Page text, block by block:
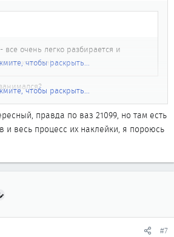
все очень легко разбирается и
красота!
чтобы раскрыть...
процесса и материалов используемых,
чтобы раскрыть...
правда по ваз 21099, но там есть
и весь процесс их наклейки, я пороюсь
#7